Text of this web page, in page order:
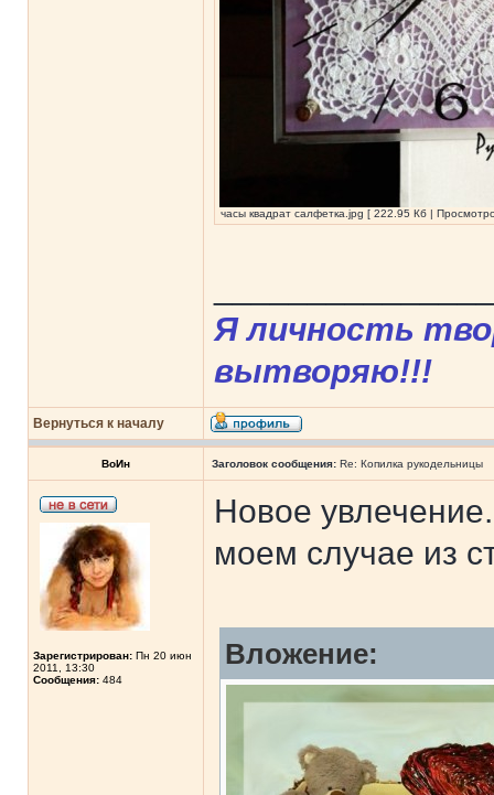
часы квадрат салфетка.jpg [ 222.95 Кб |
Я личность
вытворяю!!!
Вернуться к началу
ВоИн Заголовок сообщения: Re: Копилка рукодельницы
Зарегистрирован: Пн 20 июн
2011, 13:30
Сообщения: 484
Новое
моем случае из
Вложение: